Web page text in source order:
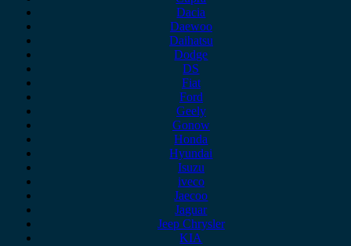
Dacia
Daewoo
Daihatsu
Dodge
DS
Fiat
Ford
Geely
Gonow
Honda
Hyundai
Isuzu
iveco
Jaecoo
Jaguar
Jeep Chrysler
KIA